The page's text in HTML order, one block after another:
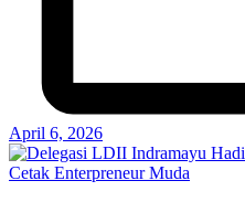
April 6, 2026